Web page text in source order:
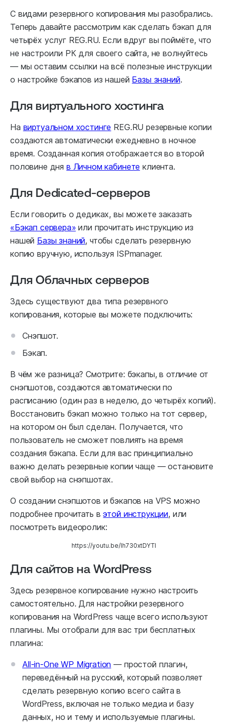
С видами резервного копирования мы разобрались.
Теперь давайте рассмотрим как сделать бэкап для
четырёх услуг REG.RU. Если вдруг вы поймёте, что
не настроили РК для своего сайта, не волнуйтесь
— мы оставим ссылки на всё полезные инструкции
о настройке бэкапов из нашей Базы знаний.
Для виртуального хостинга
На виртуальном хостинге REG.RU резервные копии
создаются автоматически ежедневно в ночное
время. Созданная копия отображается во второй
половине дня в Личном кабинете клиента.
Для Dedicated-серверов
Если говорить о дедиках, вы можете заказать
«Бэкап сервера» или прочитать инструкцию из
нашей Базы знаний, чтобы сделать резервную
копию вручную, используя ISPmanager.
Для Облачных серверов
Здесь существуют два типа резервного
копирования, которые вы можете подключить:
Снэпшот.
Бэкап.
В чём же разница? Смотрите: бэкапы, в отличие от
снэпшотов, создаются автоматически по
расписанию (один раз в неделю, до четырёх копий).
Восстановить бэкап можно только на тот сервер,
на котором он был сделан. Получается, что
пользователь не сможет повлиять на время
создания бэкапа. Если для вас принципиально
важно делать резервные копии чаще — остановите
свой выбор на снэпшотах.
О создании снэпшотов и бэкапов на VPS можно
подробнее прочитать вэтой инструкции, или
посмотреть видеоролик:
https://youtu.be/lh730xtDYTI
Для сайтов на WordPress
Здесь резервное копирование нужно настроить
самостоятельно. Для настройки резервного
копирования на WordPress чаще всего используют
плагины. Мы отобрали для вас три бесплатных
плагина:
All-in-One WP Migration — простой плагин,
переведённый на русский, который позволяет
сделать резервную копию всего сайта в
WordPress, включая не только медиа и базу
данных, но и тему и используемые плагины.